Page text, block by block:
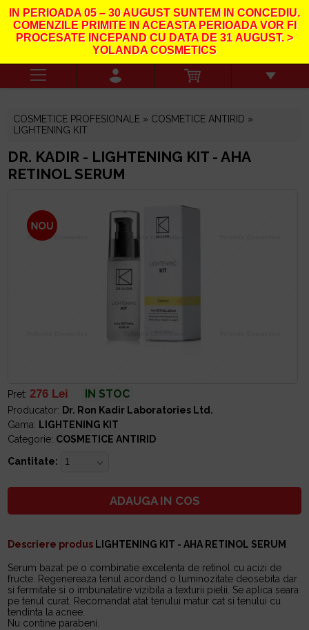
IN PERIOADA05 – 30 AUGUSTSUNTEM IN CONCEDIU.
COMENZILE PRIMITE IN ACEASTA PERIOADA VOR FI
PROCESATE INCEPAND CU DATA DE 31 AUGUST. >
YOLANDA COSMETICS
COSMETICE PROFESIONALE » COSMETICE ANTIRID »
LIGHTENING KIT
DR. KADIR - LIGHTENING KIT - AHA
RETINOL SERUM
Pret:276 Lei IN STOC
Producator: Dr. Ron Kadir Laboratories Ltd.
Gama: LIGHTENING KIT
Categorie: COSMETICE ANTIRID
Cantitate:
ADAUGA IN COS
Descriere produs LIGHTENING KIT - AHA RETINOL SERUM
Serum bazat pe o combinatie excelenta de retinol cu acizi de
fructe. Regenereaza tenul acordand o luminozitate deosebita dar
si fermitate si o imbunatatire vizibila a texturii pielii. Se aplica seara
pe tenul curat. Recomandat atat tenului matur cat si tenului cu
tendinta la acnee.
Nu contine parabeni.